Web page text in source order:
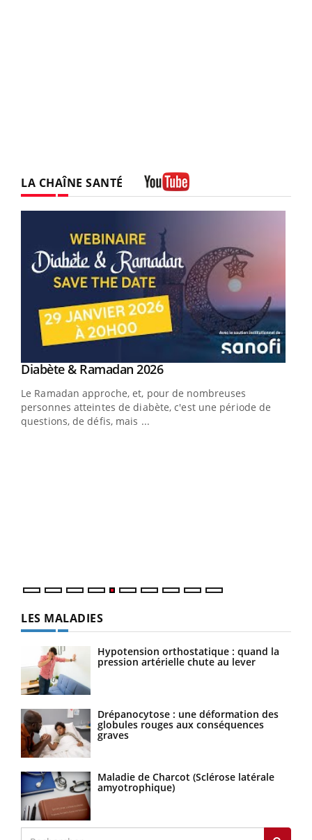
LA CHAÎNE SANTÉ
Youtube
Diabète & Ramadan 2026Youtube
Le Ramadan approche, et, pour de nombreuses
personnes atteintes de diabète, c'est une période de
questions, de défis, mais ...
LES MALADIES
Hypotension orthostatique : quand la
pression artérielle chute au lever
Drépanocytose : une déformation des
globules rouges aux conséquences
graves
Maladie de Charcot (Sclérose latérale
amyotrophique)